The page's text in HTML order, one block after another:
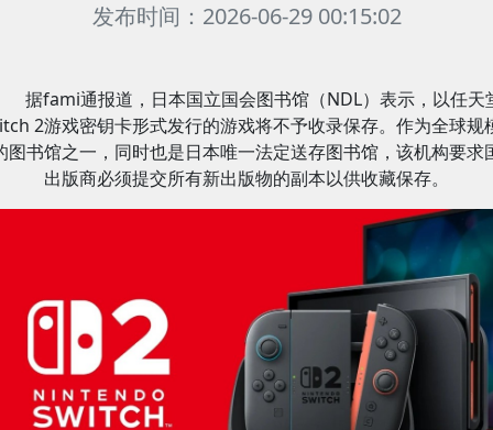
发布时间：2026-06-29 00:15:02
据fami通报道，日本国立国会图书馆（NDL）表示，以任天
2游戏密钥卡形式发行的游戏将不予收录保存。作为全球规
图书馆之一，同时也是日本唯一法定送存图书馆，该机构要求
出版商必须提交所有新出版物的副本以供收藏保存。